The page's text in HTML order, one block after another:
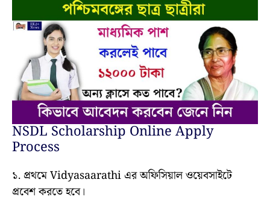
NSDL Scholarship Online Apply
Process
১. প্রথমে Vidyasaarathi এর অফিসিয়াল ওয়েবসাইটে
প্রবেশ করতে হবে।